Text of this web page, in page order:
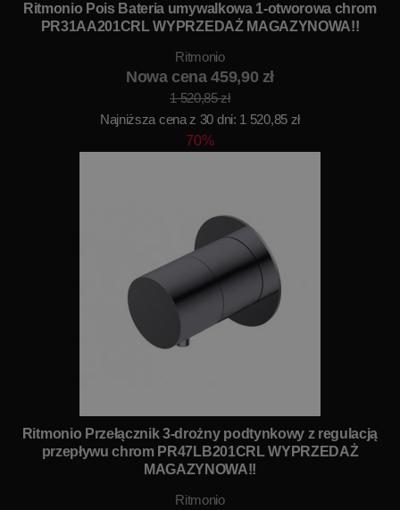
Ritmonio Pois Bateria umywalkowa 1-otworowa chrom
PR31AA201CRL WYPRZEDAŻ MAGAZYNOWA!!
Ritmonio
Nowa cena 459,90 zł
1 520,85 zł
Najniższa cena z 30 dni: 1 520,85 zł
70%
Ritmonio Przełącznik 3-drożny podtynkowy z regulacją
przepływu chrom PR47LB201CRL WYPRZEDAŻ
MAGAZYNOWA!!
Ritmonio